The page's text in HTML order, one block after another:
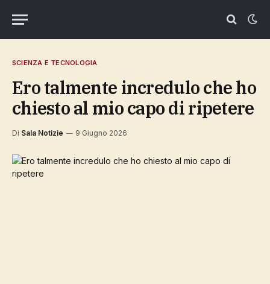
SCIENZA E TECNOLOGIA
Ero talmente incredulo che ho
chiesto al mio capo di ripetere
Di Sala Notizie 9 Giugno 2026